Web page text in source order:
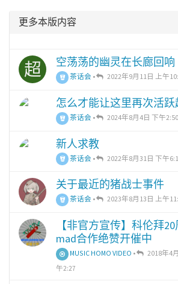
更多本版内容
超 空荡荡的幽灵在长廊回响
茶话会 • 2022年9月11日 上午
怎么才能让这里再次活跃
茶话会 • 2024年8月4日 下午2:50
新人求教
茶话会 • 2022年8月31日 下午
关于最近的猪战士事件
茶话会 • 2023年8月13日 上午
【非官方宣传】科伦拜
mad合作绝赞开催中
MUSIC HOMO VIDEO •
2018年4
午2:27